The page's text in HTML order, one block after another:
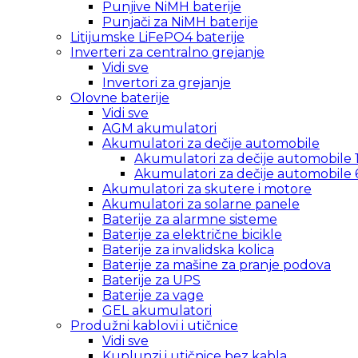
Punjive NiMH baterije
Punjači za NiMH baterije
Litijumske LiFePO4 baterije
Inverteri za centralno grejanje
Vidi sve
Invertori za grejanje
Olovne baterije
Vidi sve
AGM akumulatori
Akumulatori za dečije automobile
Akumulatori za dečije automobile
Akumulatori za dečije automobile
Akumulatori za skutere i motore
Akumulatori za solarne panele
Baterije za alarmne sisteme
Baterije za električne bicikle
Baterije za invalidska kolica
Baterije za mašine za pranje podova
Baterije za UPS
Baterije za vage
GEL akumulatori
Produžni kablovi i utičnice
Vidi sve